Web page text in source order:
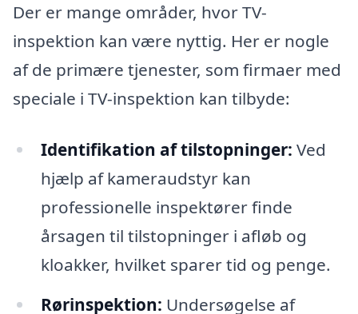
Der er mange områder, hvor TV-
inspektion kan være nyttig. Her er nogle
af de primære tjenester, som firmaer med
speciale i TV-inspektion kan tilbyde:
Identifikation af tilstopninger: Ved
hjælp af kameraudstyr kan
professionelle inspektører finde
årsagen til tilstopninger i afløb og
kloakker, hvilket sparer tid og penge.
Rørinspektion: Undersøgelse af